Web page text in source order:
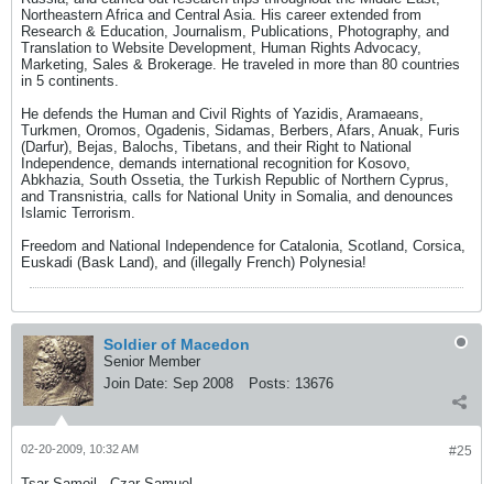
Northeastern Africa and Central Asia. His career extended from
Research & Education, Journalism, Publications, Photography, and
Translation to Website Development, Human Rights Advocacy,
Marketing, Sales & Brokerage. He traveled in more than 80 countries
in 5 continents.
He defends the Human and Civil Rights of Yazidis, Aramaeans,
Turkmen, Oromos, Ogadenis, Sidamas, Berbers, Afars, Anuak, Furis
(Darfur), Bejas, Balochs, Tibetans, and their Right to National
Independence, demands international recognition for Kosovo,
Abkhazia, South Ossetia, the Turkish Republic of Northern Cyprus,
and Transnistria, calls for National Unity in Somalia, and denounces
Islamic Terrorism.
Freedom and National Independence for Catalonia, Scotland, Corsica,
Euskadi (Bask Land), and (illegally French) Polynesia!
Soldier of Macedon
Senior Member
Join Date: Sep 2008 Posts: 13676
#25
02-20-2009, 10:32 AM